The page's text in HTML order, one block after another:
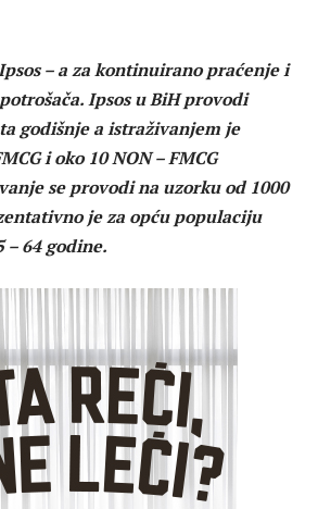
– a za kontinuirano praćenje i
Ipsos u BiH provodi
godišnje a istraživanjem je
i oko 10 NON – FMCG
se provodi na uzorku od 1000
je za opću populaciju
– 64 godine.